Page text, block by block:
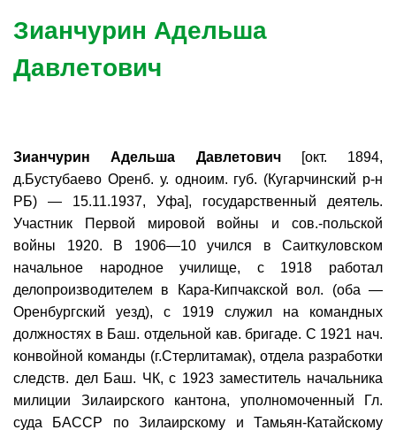
Зианчурин Адельша
Давлетович
Зианчурин Адельша Давлетович[окт. 1894,
д.Бустубаево Оренб. у. одноим. губ. (Кугарчинский р-н
РБ) — 15.11.1937, Уфа], государственный деятель.
Участник Первой мировой войны и сов.-польской
войны 1920. В 1906—10 учился в Саиткуловском
начальное народное училище, с 1918 работал
делопроизводителем в Кара-Кипчакской вол. (оба —
Оренбургский уезд), с 1919 служил на командных
должностях в Баш. отдельной кав. бригаде. С 1921 нач.
конвойной команды (г.Стерлитамак), отдела разработки
следств. дел Баш. ЧК, с 1923 заместитель начальника
милиции Зилаирского кантона, уполномоченный Гл.
суда БАССР по Зилаирскому и Тамьян-Катайскому